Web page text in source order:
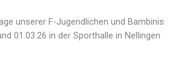
unserer F-Jugendlichen und Bambinis
01.03.26 in der Sporthalle in Nellingen